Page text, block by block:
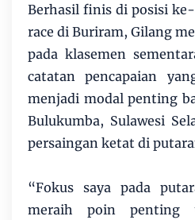
Berhasil finis di posisi
race di Buriram, Gilang
pada klasemen
catatan pencapaian
menjadi modal penting
Bulukumba, Sulawesi
persaingan ketat di
“Fokus saya pada
meraih poin penting